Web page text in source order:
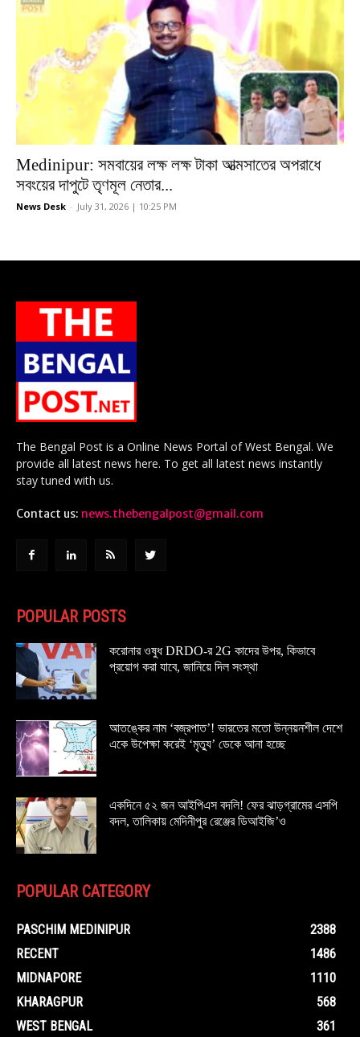
Medinipur: সমবায়ের লক্ষ লক্ষ টাকা আত্মসাতের অপরাধে
সবংয়ের দাপুটে তৃণমূল নেতার...
News Desk - July 31, 2026 | 10:25 PM
The Bengal Post is a Online News Portal of West Bengal. We
provide all latest news here. To get all latest news instantly
stay tuned with us.
Contact us: news.thebengalpost@gmail.com
POPULAR POSTS
করোনার ওষুধ DRDO-র 2G কাদের উপর, কিভাবে
প্রয়োগ করা যাবে, জানিয়ে দিল সংস্থা
আতঙ্কের নাম ‘বজ্রপাত’! ভারতের মতো উন্নয়নশীল দেশে
একে উপেক্ষা করেই ‘মৃত্যু’ ডেকে আনা হচ্ছে
একদিনে ৫২ জন আইপিএস বদলি! ফের ঝাড়গ্রামের এসপি
বদল, তালিকায় মেদিনীপুর রেঞ্জের ডিআইজি’ও
POPULAR CATEGORY
PASCHIM MEDINIPUR
2388
RECENT
1486
MIDNAPORE
1110
KHARAGPUR
568
WEST BENGAL
361